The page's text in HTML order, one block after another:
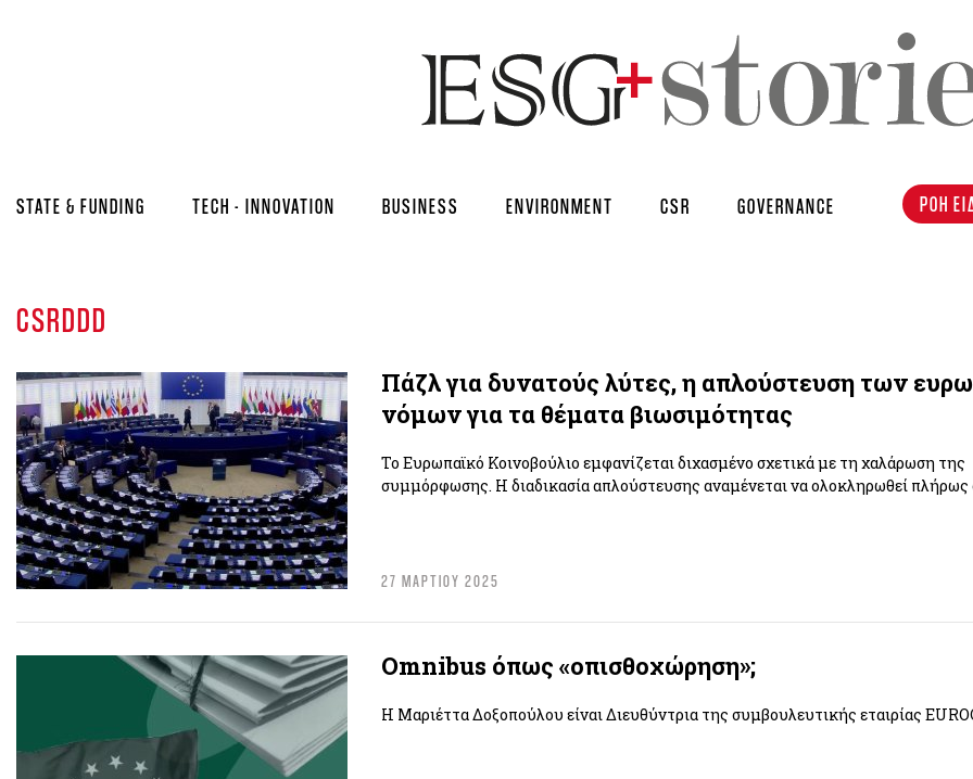
STATE & FUNDING TECH - INNOVATION BUSINESS ENVIRONMENT CSR GOVERNANCE ΡΟΗ
CSRDDD
Πάζλ για δυνατούς λύτες, η απλούστευση των
νόμων για τα θέματα βιωσιμότητας
Το Ευρωπαϊκό Κοινοβούλιο εμφανίζεται διχασμένο σχετικά με τη χαλάρωση της
συμμόρφωσης. Η διαδικασία απλούστευσης αναμένεται να ολοκληρωθεί πλήρως
27 ΜΑΡΤΙΟΥ 2025
Omnibus όπως «οπισθοχώρηση»;
Η Μαριέττα Δοξοπούλου είναι Διευθύντρια της συμβουλευτικής εταιρίας